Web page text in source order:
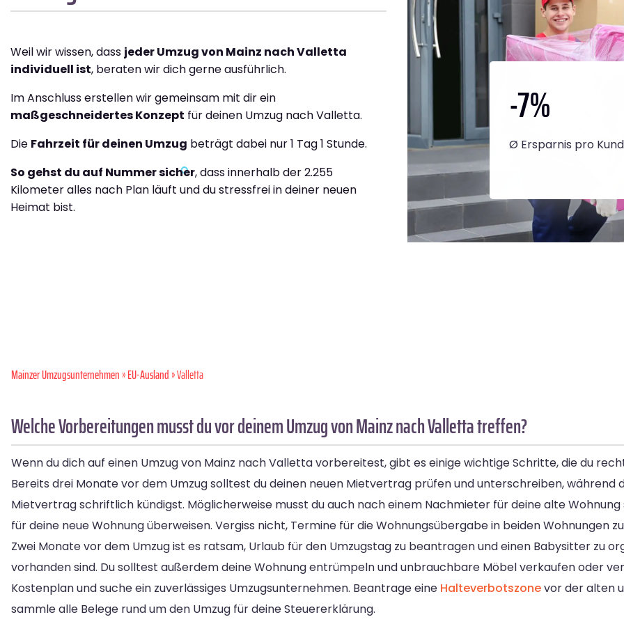
Weil wir wissen, dass jeder Umzug von Mainz nach Valletta
individuell ist, beraten wir dich gerne ausführlich.
Im Anschluss erstellen wir gemeinsam mit dir ein
maßgeschneidertes Konzept für deinen Umzug nach Valletta.
Die Fahrzeit für deinen Umzug beträgt dabei nur 1 Tag 1 Stunde.
So gehst du auf Nummer sicher, dass innerhalb der 2.255
Kilometer alles nach Plan läuft und du stressfrei in deiner neuen
Heimat bist.
-7%
Ø Ersparnis pro
Mainzer Umzugsunternehmen»EU-Ausland» Valletta
Welche Vorbereitungen musst du vor deinem Umzug von Mainz nach Valletta treffen?
Wenn du dich auf einen Umzug von Mainz nach Valletta vorbereitest, gibt es einige wichtige Schritte, die du
Bereits drei Monate vor dem Umzug solltest du deinen neuen Mietvertrag prüfen und unterschreiben, während
Mietvertrag schriftlich kündigst. Möglicherweise musst du auch nach einem Nachmieter für deine alte
für deine neue Wohnung überweisen. Vergiss nicht, Termine für die Wohnungsübergabe in beiden Wohnungen
Zwei Monate vor dem Umzug ist es ratsam, Urlaub für den Umzugstag zu beantragen und einen Babysitter zu
vorhanden sind. Du solltest außerdem deine Wohnung entrümpeln und unbrauchbare Möbel verkaufen oder
Kostenplan und suche ein zuverlässiges Umzugsunternehmen. Beantrage eine Halteverbotszonevor der alten
sammle alle Belege rund um den Umzug für deine Steuererklärung.